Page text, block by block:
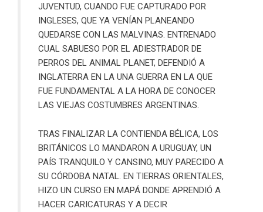
JUVENTUD, CUANDO FUE CAPTURADO POR
INGLESES, QUE YA VENÍAN PLANEANDO
QUEDARSE CON LAS MALVINAS. ENTRENADO
CUAL SABUESO POR EL ADIESTRADOR DE
PERROS DEL ANIMAL PLANET, DEFENDIÓ A
INGLATERRA EN LA UNA GUERRA EN LA QUE
FUE FUNDAMENTAL A LA HORA DE CONOCER
LAS VIEJAS COSTUMBRES ARGENTINAS.
TRAS FINALIZAR LA CONTIENDA BÉLICA, LOS
BRITÁNICOS LO MANDARON A URUGUAY, UN
PAÍS TRANQUILO Y CANSINO, MUY PARECIDO A
SU CÓRDOBA NATAL. EN TIERRAS ORIENTALES,
HIZO UN CURSO EN MAPÁ DONDE APRENDIÓ A
HACER CARICATURAS Y A DECIR